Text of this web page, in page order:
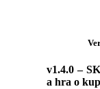
v1.4.0 –
a hra o